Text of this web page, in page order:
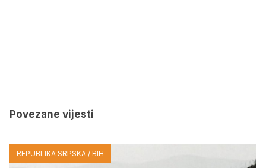
Povezane vijesti
REPUBLIKA SRPSKA / BIH